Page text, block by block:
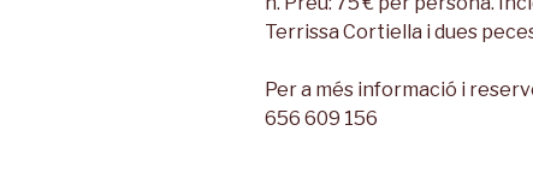
Terrissa Cortiella i dues
Per a més informació i
656 609 156